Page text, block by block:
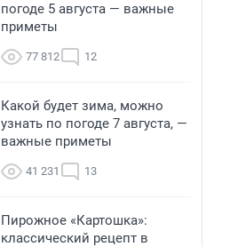
погоде 5 августа — важные
приметы
77 812 12
Какой будет зима, можно
узнать по погоде 7 августа, —
важные приметы
41 231 13
Пирожное «Картошка»:
классический рецепт в